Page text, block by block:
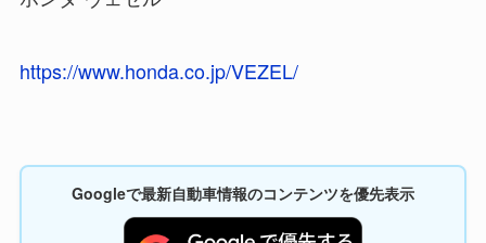
https://www.honda.co.jp/VEZEL/
Googleで最新自動車情報のコンテンツを優先表示